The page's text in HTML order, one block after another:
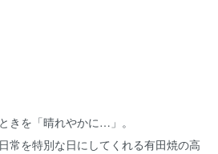
きを「晴れやかに…」。
常を特別な日にしてくれる有田焼の高